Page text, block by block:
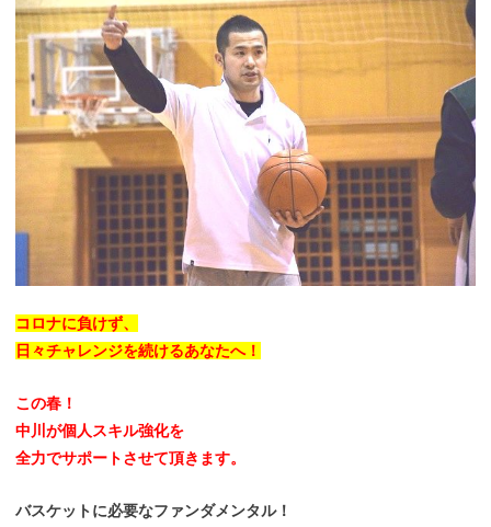
コロナに負けず、
日々チャレンジを続けるあなたへ！
この春！
中川が個人スキル強化を
全力でサポートさせて頂きます。
バスケットに必要なファンダメンタル！